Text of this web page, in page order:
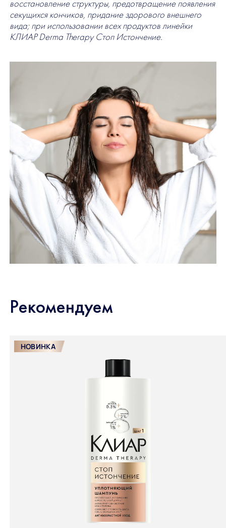
восстановление структуры, предотвращение появления
секущихся кончиков, придание здорового внешнего
вида; при использовании всех продуктов линейки
КЛИАР Derma Therapy Стоп Истончение.
Рекомендуем
НОВИНКА